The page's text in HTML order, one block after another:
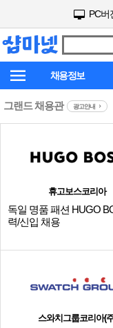
PC버
채용정보
그랜드 채용관 광고안내
휴고보스코리아
독일 명품 패션 HUGO
력/신입 채용
스와치그룹코리아(